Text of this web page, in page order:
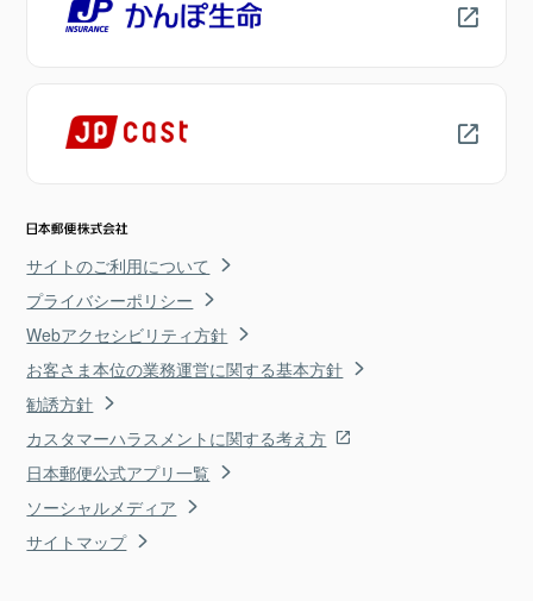
サイトのご利用について
プライバシーポリシー
Webアクセシビリティ方針
お客さま本位の業務運営に関する基本方針
勧誘方針
カスタマーハラスメントに関する考え方
日本郵便公式アプリ一覧
ソーシャルメディア
サイトマップ